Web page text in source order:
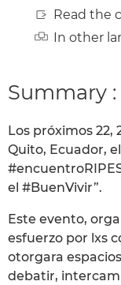
Read the
In other
Summary :
Los próximos 22,
Quito, Ecuador,
el #BuenVivir”.
Este evento,
esfuerzo por lxs
otorgara
debatir,